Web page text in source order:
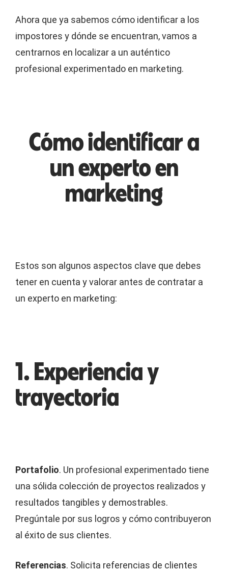
Ahora que ya sabemos cómo identificar a los
impostores y dónde se encuentran, vamos a
centrarnos en localizar a un auténtico
profesional experimentado en marketing.
Cómo identificar a
un experto en
marketing
Estos son algunos aspectos clave que debes
tener en cuenta y valorar antes de contratar a
un experto en marketing:
1. Experiencia y
trayectoria
Portafolio. Un profesional experimentado tiene
una sólida colección de proyectos realizados y
resultados tangibles y demostrables.
Pregúntale por sus logros y cómo contribuyeron
al éxito de sus clientes.
Referencias. Solicita referencias de clientes